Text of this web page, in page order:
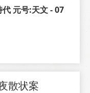
元号:天文 - 07
散状案